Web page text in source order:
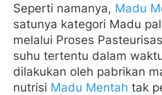
Seperti namanya, Madu
satunya kategori Madu
melalui Proses
suhu tertentu dalam
dilakukan oleh pabrikan
nutrisi Madu Mentah tak